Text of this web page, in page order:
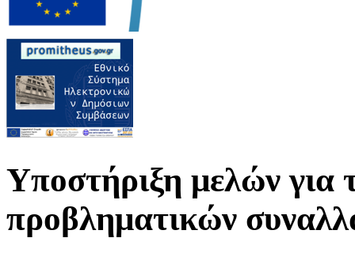
Υποστήριξη μελών για
προβληματικών